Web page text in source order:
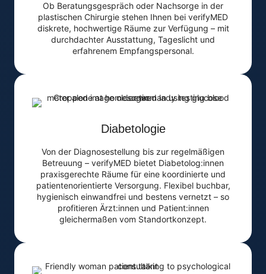
Ob Beratungsgespräch oder Nachsorge in der
plastischen Chirurgie stehen Ihnen bei verifyMED
diskrete, hochwertige Räume zur Verfügung – mit
durchdachter Ausstattung, Tageslicht und
erfahrenem Empfangspersonal.
Diabetologie
Von der Diagnosestellung bis zur regelmäßigen
Betreuung – verifyMED bietet Diabetolog:innen
praxisgerechte Räume für eine koordinierte und
patientenorientierte Versorgung. Flexibel buchbar,
hygienisch einwandfrei und bestens vernetzt – so
profitieren Ärzt:innen und Patient:innen
gleichermaßen vom Standortkonzept.